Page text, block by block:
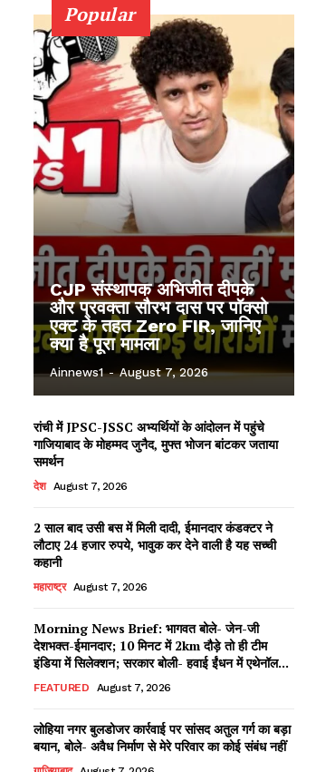
Popular
CJP संस्थापक अभिजीत दीपके
और प्रवक्ता सौरभ दास पर पॉक्सो
एक्ट के तहत Zero FIR, जानिए
क्या है पूरा मामला
Ainnews1 - August 7, 2026
रांची में JPSC-JSSC अभ्यर्थियों के आंदोलन में पहुंचे
गाजियाबाद के मोहम्मद जुनैद, मुफ्त भोजन बांटकर जताया
समर्थन
देश August 7, 2026
2 साल बाद उसी बस में मिली दादी, ईमानदार कंडक्टर ने
लौटाए 24 हजार रुपये, भावुक कर देने वाली है यह सच्ची
कहानी
महाराष्ट्र August 7, 2026
Morning News Brief: भागवत बोले- जेन-जी
देशभक्त-ईमानदार; 10 मिनट में 2km दौड़े तो ही टीम
इंडिया में सिलेक्शन; सरकार बोली- हवाई ईंधन में एथेनॉल...
FEATURED August 7, 2026
लोहिया नगर बुलडोजर कार्रवाई पर सांसद अतुल गर्ग का बड़ा
बयान, बोले- अवैध निर्माण से मेरे परिवार का कोई संबंध नहीं